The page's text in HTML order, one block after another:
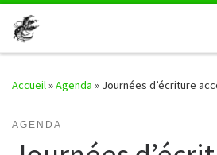
Passer au contenu
Accueil»Agenda » Journées d’écriture
AGENDA